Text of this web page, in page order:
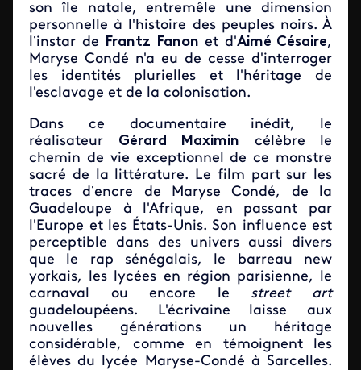
son île natale, entremêle une dimension
personnelle à l'histoire des peuples noirs. À
l’instar de Frantz Fanon et d'Aimé Césaire,
Maryse Condé n'a eu de cesse d'interroger
les identités plurielles et l'héritage de
l'esclavage et de la colonisation.
Dans ce documentaire inédit, le
réalisateur Gérard Maximin célèbre le
chemin de vie exceptionnel de ce monstre
sacré de la littérature. Le film part sur les
traces d’encre de Maryse Condé, de la
Guadeloupe à l'Afrique, en passant par
l'Europe et les États-Unis. Son influence est
perceptible dans des univers aussi divers
que le rap sénégalais, le barreau new
yorkais, les lycées en région parisienne, le
carnaval ou encore le street art
guadeloupéens. L'écrivaine
laisse aux
nouvelles générations un héritage
considérable, comme en témoignent les
élèves du lycée Maryse-Condé à Sarcelles.